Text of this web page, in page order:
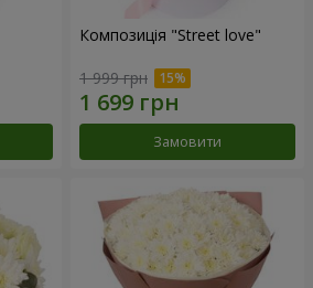
Композиція "Street love"
1 999 грн
Замовити